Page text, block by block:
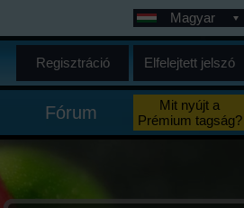
Magyar
Regisztráció Elfelejtett jelszó
Fórum
Mit nyújt a
Prémium tagság?